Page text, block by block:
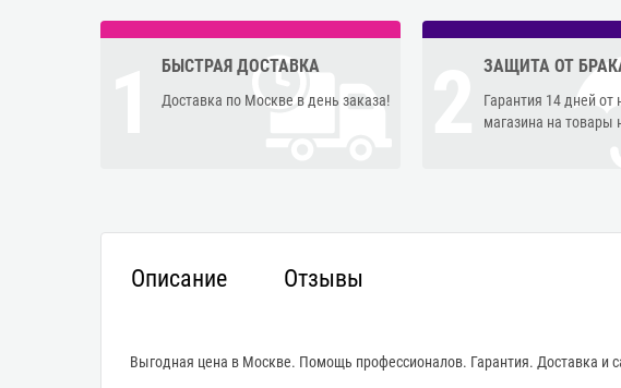
БЫСТРАЯ ДОСТАВКА
Доставка по Москве в день заказа!
ЗАЩИТА ОТ
Гарантия 14 дней от
магазина на товары
Описание Отзывы
Выгодная цена в Москве. Помощь профессионалов. Гарантия. Доставка и